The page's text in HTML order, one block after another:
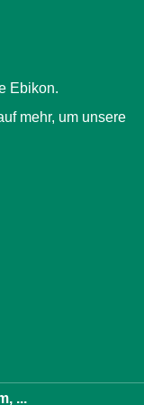
...
Ebikon.
mehr, um unsere